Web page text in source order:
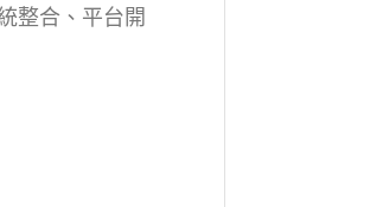
整合、平台開